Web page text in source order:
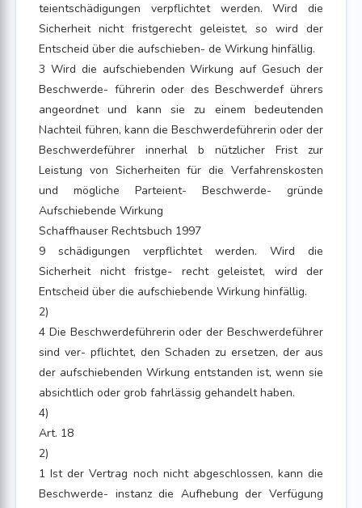
teientschädigungen verpflichtet werden. Wird die
Sicherheit nicht fristgerecht geleistet, so wird der
Entscheid über die aufschieben- de Wirkung hinfällig.
3 Wird die aufschiebenden Wirkung auf Gesuch der
Beschwerde- führerin oder des Beschwerdef ührers
angeordnet und kann sie zu einem bedeutenden
Nachteil führen, kann die Beschwerdeführerin oder der
Beschwerdeführer innerhal b nützlicher Frist zur
Leistung von Sicherheiten für die Verfahrenskosten
und mögliche Parteient- Beschwerde- gründe
Aufschiebende Wirkung
Schaffhauser Rechtsbuch 1997
9 schädigungen verpflichtet werden. Wird die
Sicherheit nicht fristge- recht geleistet, wird der
Entscheid über die aufschiebende Wirkung hinfällig.
2)
4 Die Beschwerdeführerin oder der Beschwerdeführer
sind ver- pflichtet, den Schaden zu ersetzen, der aus
der aufschiebenden Wirkung entstanden ist, wenn sie
absichtlich oder grob fahrlässig gehandelt haben.
4)
Art. 18
2)
1 Ist der Vertrag noch nicht abgeschlossen, kann die
Beschwerde- instanz die Aufhebung der Verfügung